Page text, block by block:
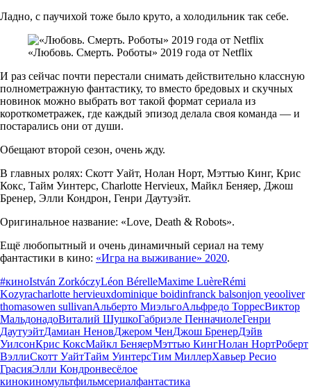
Ладно, с паучихой тоже было круто, а холодильник так себе.
«Любовь. Смерть. Роботы» 2019 года от Netflix
И раз сейчас почти перестали снимать действительно классную
полнометражную фантастику, то вместо бредовых и скучных
новинок можно выбрать вот такой формат сериала из
короткометражек, где каждый эпизод делала своя команда — и
постарались они от души.
Обещают второй сезон, очень жду.
В главных ролях: Скотт Уайт, Нолан Норт, Мэттью Кинг, Крис
Кокс, Тайм Уинтерс, Charlotte Hervieux, Майкл Беняер, Джош
Бренер, Элли Кондрон, Генри Даутуэйт.
Оригинальное название: «Love, Death & Robots».
Ещё любопытный и очень динамичный сериал на тему
фантастики в кино: «Игра на выживание» 2020.
#киноIstván ZorkóczyLéon BérelleMaxime LuèreRémi
Kozyracharlotte hervieuxdominique boidinfranck balsonjon yeooliver
thomasowen sullivanАльберто МиэльгоАльфредо ТорресВиктор
МальдонадоВиталий ШушкоГабриэле ПенначиолеГенри
ДаутуэйтДамиан НеновДжером ЧенДжош БренерДэйв
УилсонКрис КоксМайкл БеняерМэттью КингНолан НортРоберт
ВэллиСкотт УайтТайм УинтерсТим МиллерХавьер Ресио
ГрасияЭлли Кондронвесёлое
кинокиномультфильмсериалфантастика